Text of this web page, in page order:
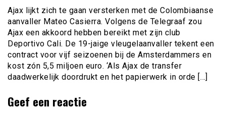
Ajax lijkt zich te gaan versterken met de Colombiaanse
aanvaller Mateo Casierra. Volgens de Telegraaf zou
Ajax een akkoord hebben bereikt met zijn club
Deportivo Cali. De 19-jaige vleugelaanvaller tekent een
contract voor vijf seizoenen bij de Amsterdammers en
kost zón 5,5 miljoen euro. ‘Als Ajax de transfer
daadwerkelijk doordrukt en het papierwerk in orde […]
Geef een reactie